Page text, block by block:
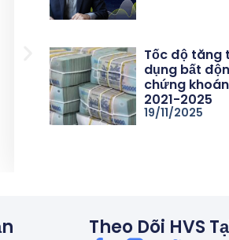
24/06/26
Tốc độ
dụng bất
chứng
2021-2025
19/11/2025
Theo Dõi HVS